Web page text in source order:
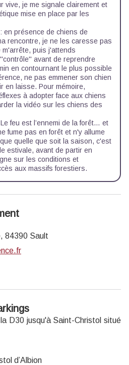
vive, je me signale clairement et
mise en place par les
en présence de chiens de
rencontre, je ne les caresse pas
puis j'attends
avant de reprendre
en contournant le plus possible
ne pas emmener son chien
en laisse. Pour mémoire,
à adopter face aux chiens
la vidéo sur les chiens des
feu est l’ennemi de la forêt… et
fume pas en forêt et n'y allume
quelle que soit la saison, c'est
estivale, avant de partir en
sur les conditions et
aux massifs forestiers.
84390 Sault
D30 jusqu'à Saint-Christol situé
d’Albion